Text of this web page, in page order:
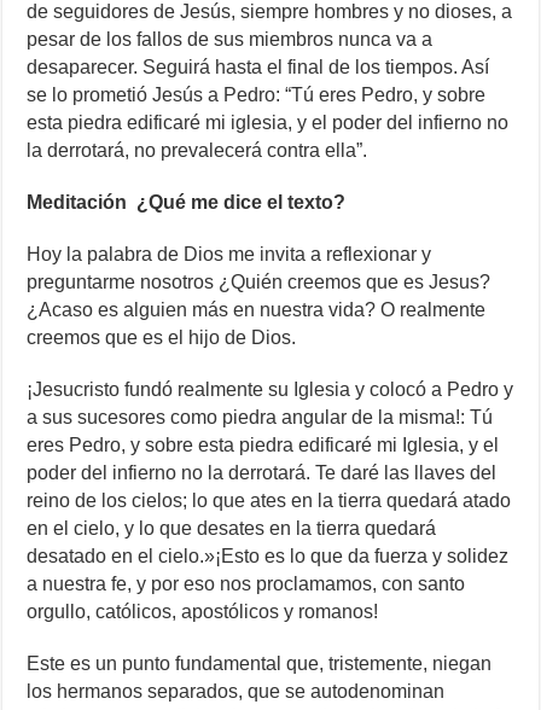
de seguidores de Jesús, siempre hombres y no dioses, a
pesar de los fallos de sus miembros nunca va a
desaparecer. Seguirá hasta el final de los tiempos. Así
se lo prometió Jesús a Pedro: “Tú eres Pedro, y sobre
esta piedra edificaré mi iglesia, y el poder del infierno no
la derrotará, no prevalecerá contra ella”.
Meditación ¿Qué me dice el texto?
Hoy la palabra de Dios me invita a reflexionar y
preguntarme nosotros ¿Quién creemos que es Jesus?
¿Acaso es alguien más en nuestra vida? O realmente
creemos que es el hijo de Dios.
¡Jesucristo fundó realmente su Iglesia y colocó a Pedro y
a sus sucesores como piedra angular de la misma!: Tú
eres Pedro, y sobre esta piedra edificaré mi Iglesia, y el
poder del infierno no la derrotará. Te daré las llaves del
reino de los cielos; lo que ates en la tierra quedará atado
en el cielo, y lo que desates en la tierra quedará
desatado en el cielo.»¡Esto es lo que da fuerza y solidez
a nuestra fe, y por eso nos proclamamos, con santo
orgullo, católicos, apostólicos y romanos!
Este es un punto fundamental que, tristemente, niegan
los hermanos separados, que se autodenominan